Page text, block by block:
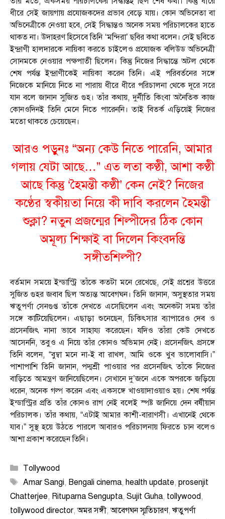
ধীরে সেই জায়গায় প্রযোজকদের প্রভাব বেড়ে যায়। কোন অভিনেতা বা
অভিনেত্রীকে নেওয়া হবে, সেই সিদ্ধান্তও অনেক সময় পরিচালকের হাতে
থাকত না। উদাহরণ হিসেবে তিনি ‘মন্দিরা’ ছবির কথা বলেন। সেই ছবিতে
ইন্দ্রাণী হালদারকে নায়িকা করতে চাইলেও প্রযোজক বলিউড অভিনেত্রী
সোনমকে নেওয়ার পক্ষপাতী ছিলেন। কিন্তু নিজের সিদ্ধান্তে অটল থেকে
শেষ পর্যন্ত ইন্দ্রাণীকেই নায়িকা করেন তিনি। এই পরিবর্তনের সঙ্গে
নিজেকে মানিয়ে নিতে না পারায় ধীরে ধীরে পরিচালনা থেকে দূরে সরে
যান বলে জানান সুজিত গুহ। তাঁর কথায়, দুর্নীতি কিংবা অনৈতিক কাজ
কোনওদিনই তিনি মেনে নিতে পারেননি। তাই বিতর্ক এড়িয়েই নিজের
মতো থাকতে চেয়েছেন।
আরও পড়ুনঃ “অন্য কেউ নিতে পারেনি, আমার
গলায় যেটা আছে…” এত লতা কণ্ঠী, আশা কণ্ঠী
আছে কিন্তু ‘হৈমন্তী কণ্ঠী’ কেন নেই? নিজের
কণ্ঠের স্বকীয়তা নিয়ে কী দাবি করলেন হৈমন্তী
শুক্লা? নতুন প্রজন্মের শিল্পীদের ঠিক কোন
অমূল্য শিক্ষাই বা দিলেন কিংবদন্তি
সঙ্গীতশিল্পী?
বর্তমান সময়ে ইন্ডাস্ট্রি তাঁকে কতটা মনে রেখেছে, সেই প্রশ্নের উত্তরে
সুজিত গুহর জবাব ছিল অত্যন্ত আবেগঘন। তিনি জানান, অসুস্থতার সময়
ঋতুপর্ণা সেনগুপ্ত তাঁকে দেখতে এসেছিলেন এবং অনেকটা সময় তাঁর
সঙ্গে কাটিয়েছিলেন। এছাড়া শুনেছেন, চিকিৎসার ব্যাপারেও দেব ও
প্রসেনজিৎ নানা ভাবে সাহায্য করেছেন। যদিও তাঁরা কেউ দেখতে
আসেননি, তবুও এ নিয়ে তাঁর কোনও অভিমান নেই। প্রসেনজিৎ প্রসঙ্গে
তিনি বলেন, “বুম্বা মনে না-ই বা রাখল, আমি ওকে খুব ভালোবাসি।”
পাশাপাশি তিনি জানান, পদ্মশ্রী পাওয়ার পর প্রসেনজিৎ তাঁকে নিজের
বাড়িতে আমন্ত্রণ জানিয়েছিলেন। সেখানে দু’জনে একে অপরকে জড়িয়ে
ধরেন, অনেক গল্প করেন এবং একসঙ্গে খাওয়াদাওয়াও হয়। শেষ পর্যন্ত
ইন্ডাস্ট্রির প্রতি তাঁর কোনও রাগ নেই বলেই স্পষ্ট জানিয়ে দেন বর্ষীয়ান
পরিচালক। তাঁর কথায়, “এটাই আমার কাশী-বারাণসী। এখানেই থেকে
যাব।” সুস্থ হয়ে উঠতে পারলে আবারও পরিচালনায় ফিরতে চান বলেও
আশা প্রকাশ করেছেন তিনি।
Categories
Tollywood
Tags
Amar Sangi, Bengali cinema, health update, prosenjit
Chatterjee, Rituparna Sengupta, Sujit Guha, tollywood,
tollywood director,অমর সঙ্গী,আবেগঘন স্মৃতিচারণ,ঋতুপর্ণা